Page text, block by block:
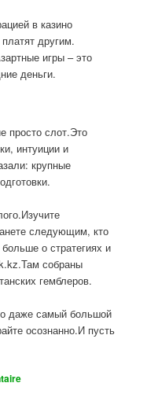
в казино
другим.
игры – это
деньги.
просто слот.Это
интуиции и
крупные
следующим, кто
о стратегиях и
собраны
гемблеров.
даже самый большой
осознанно.И пусть